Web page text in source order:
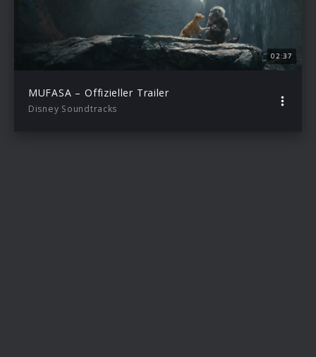
02:37
MUFASA – Offizieller Trailer
Disney Soundtracks